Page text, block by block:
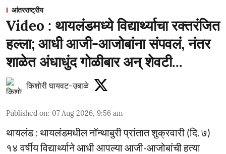
आंतरराष्ट्रीय
Video : थायलंडमध्ये विद्यार्थ्याचा रक्तरंजित
हल्ला; आधी आजी-आजोबांना संपवलं, नंतर
शाळेत अंधाधुंद गोळीबार अन् शेवटी...
किशोरी घायवट-उबाळे
Published on: 07 Aug 2026, 9:56 am
थायलंड : थायलंडमधील नॉन्थाबुरी प्रांतात शुक्रवारी (दि. ७)
१४ वर्षीय विद्यार्थ्याने आधी आपल्या आजी-आजोबांची हत्या